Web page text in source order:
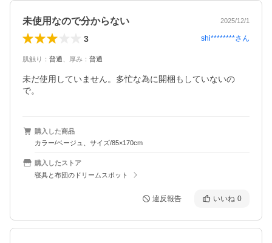
未使用なので分からない 2025/12/1
3 shi********さん
肌触り ： 普通 厚み ： 普通
未だ使用していません。多忙な為に開梱もしていないの
で。
購入した商品
カラー/ベージュ、サイズ/85×170cm
購入したストア
寝具と布団のドリームスポット
違反報告 いいね 0